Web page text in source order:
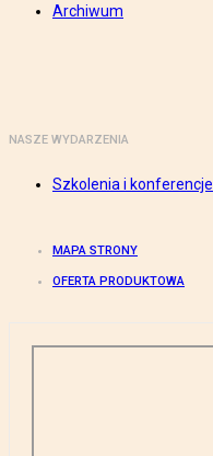
Archiwum
NASZE WYDARZENIA
Szkolenia i konferencje
MAPA STRONY
OFERTA PRODUKTOWA